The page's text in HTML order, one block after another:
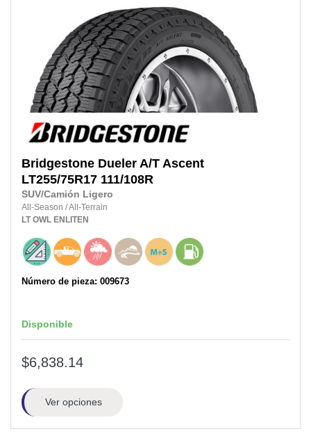
Bridgestone Dueler A/T Ascent
LT255/75R17 111/108R
SUV/Camión Ligero
All-Season /All-Terrain
LT OWL ENLITEN
Número de pieza: 009673
Disponible
$6,838.14
Ver opciones